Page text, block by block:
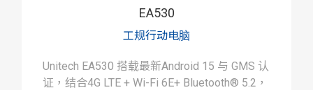
EA530
工规行动电脑
Unitech EA530 搭载最新Android 15 与 GMS 认
证，结合4G LTE + Wi-Fi 6E+ Bluetooth® 5.2，